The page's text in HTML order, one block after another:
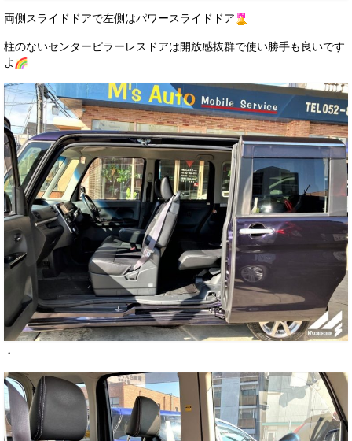
両側スライドドアで左側はパワースライドドア
柱のないセンターピラーレスドアは開放感抜群で使い勝手も良いです
よ
・